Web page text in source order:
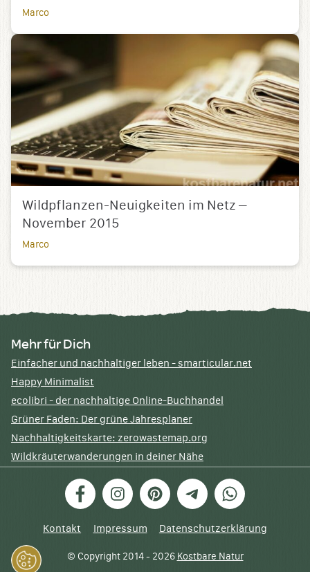
Marco
Wildpflanzen-Neuigkeiten im Netz –
November 2015
Marco
Mehr für Dich
Einfacher und nachhaltiger leben - smarticular.net
Happy Minimalist
ecolibri - der nachhaltige Online-Buchhandel
Grüner Faden: Der grüne Jahresplaner
Nachhaltigkeitskarte: zerowastemap.org
Wildkräuterwanderungen in deiner Nähe
FacebookInstagramPinterestTelegramWhatsApp
Kontakt Impressum Datenschutzerklärung
© Copyright 2014 - 2026 Kostbare Natur